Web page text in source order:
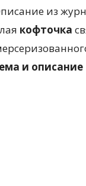
из
кофточка
и описание